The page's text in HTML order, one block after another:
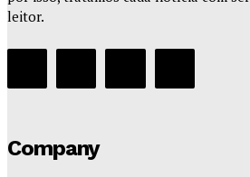
leitor.
Company